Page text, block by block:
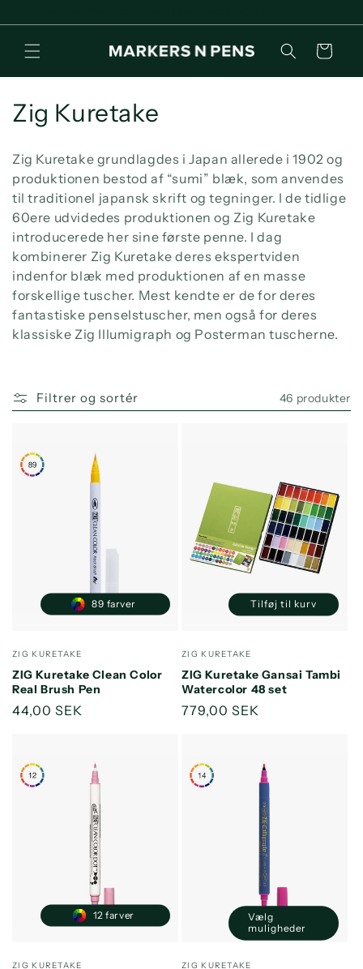
indhold
Indkøbskurv
K
l
l
e
k
t
i
n
Zig Kuretake
Zig Kuretake grundlagdes i Japan allerede i 1902 og
produktionen bestod af “sumi” blæk, som anvendes
til traditionel japansk skrift og tegninger. I de tidlige
60ere udvidedes produktionen og Zig Kuretake
introducerede her sine første penne. I dag
kombinerer Zig Kuretake deres ekspertviden
indenfor blæk med produktionen af en masse
forskellige tuscher. Mest kendte er de for deres
fantastiske penselstuscher, men også for deres
klassiske Zig Illumigraph og Posterman tuscherne.
Filtrer og sortér 46 produkter
Forhandler:
ZIG KURETAKE
ZIG Kuretake Clean Color
Real Brush Pen
Normalpris
44,00 SEK
89 farver
Forhandler:
ZIG KURETAKE
ZIG Kuretake Gansai Tambi
Watercolor 48 set
Normalpris
779,00 SEK
Reducer
Title
Øg
Title
Tilføj til kurv
Forhandler:
ZIG KURETAKE
12 farver
Forhandler:
ZIG KURETAKE
Vælg
muligheder